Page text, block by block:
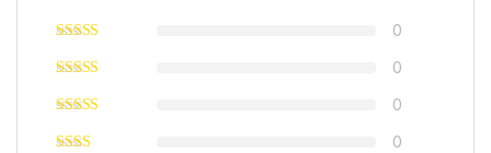
0
0
0
0